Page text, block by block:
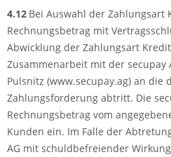
4.12 Bei Auswahl der Zahlungsart
Rechnungsbetrag mit
Abwicklung der Zahlungsart
Zusammenarbeit mit der secupay
Pulsnitz (www.secupay.ag) an die
Zahlungsforderung abtritt. Die
Rechnungsbetrag vom
Kunden ein. Im Falle der
AG mit schuldbefreiender